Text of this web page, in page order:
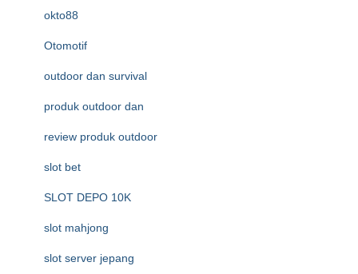
okto88
Otomotif
outdoor dan survival
produk outdoor dan
review produk outdoor
slot bet
SLOT DEPO 10K
slot mahjong
slot server jepang